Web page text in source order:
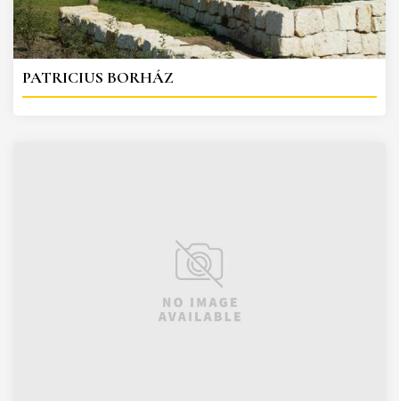
PATRICIUS BORHÁZ